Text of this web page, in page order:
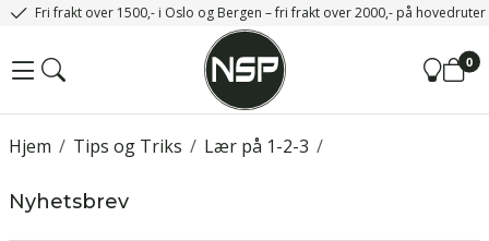
Fri frakt over 1500,- i Oslo og Bergen – fri frakt over 2000,- på
0
/
Hjem /
Tips og Triks /
Lær på 1-2-3
Nyhetsbrev